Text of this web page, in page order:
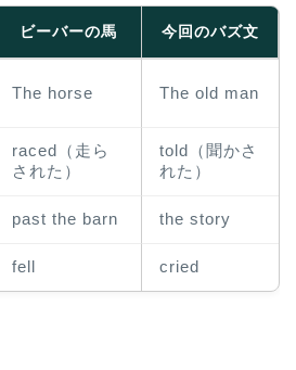
ビーバーの馬 今回のバズ文
The horse The old man
raced（走ら
された）
told（聞かさ
れた）
past the barn the story
fell cried